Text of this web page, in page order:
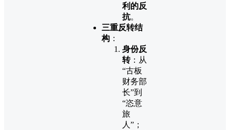
利的反
抗。
三重反转结
构 ：
身份反
转：从
“古板
财务部
长”到
“恣意
旅
人”；